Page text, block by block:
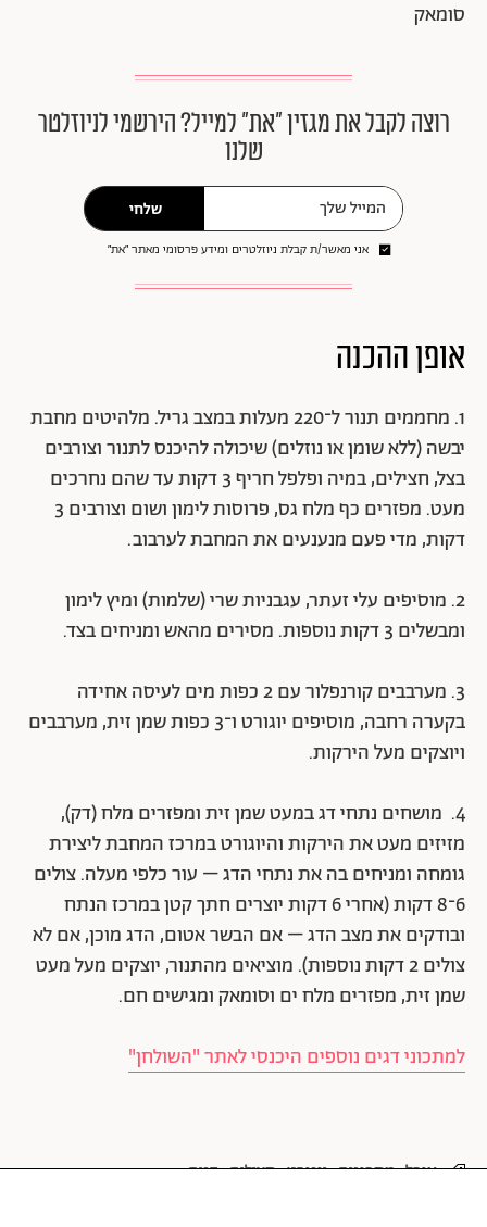
סומאק
רוצה לקבל את מגזין ״את״ למייל? הירשמי לניוזלטר
שלנו
שלחי
אני מאשר/ת קבלת ניוזלטרים ומידע פרסומי מאתר ״את״
אופן ההכנה
1. מחממים תנור ל־220 מעלות במצב גריל. מלהיטים מחבת
יבשה (ללא שומן או נוזלים) שיכולה להיכנס לתנור וצורבים
בצל, חצילים, במיה ופלפל חריף 3 דקות עד שהם נחרכים
מעט. מפזרים כף מלח גס, פרוסות לימון ושום וצורבים 3
דקות, מדי פעם מנענעים את המחבת לערבוב.
2. מוסיפים עלי זעתר, עגבניות שרי (שלמות) ומיץ לימון
ומבשלים 3 דקות נוספות. מסירים מהאש ומניחים בצד.
3. מערבבים קורנפלור עם 2 כפות מים לעיסה אחידה
בקערה רחבה, מוסיפים יוגורט ו־3 כפות שמן זית, מערבבים
ויוצקים מעל הירקות.
4.  מושחים נתחי דג במעט שמן זית ומפזרים מלח (דק),
מזיזים מעט את הירקות והיוגורט במרכז המחבת ליצירת
גומחה ומניחים בה את נתחי הדג – עור כלפי מעלה. צולים
6־8 דקות (אחרי 6 דקות יוצרים חתך קטן במרכז הנתח
ובודקים את מצב הדג – אם הבשר אטום, הדג מוכן, אם לא
צולים 2 דקות נוספות). מוציאים מהתנור, יוצקים מעל מעט
שמן זית, מפזרים מלח ים וסומאק ומגישים חם.
למתכוני דגים נוספים היכנסי לאתר "השולחן"
אוכל מתכונים יוגורט חצילים דגים